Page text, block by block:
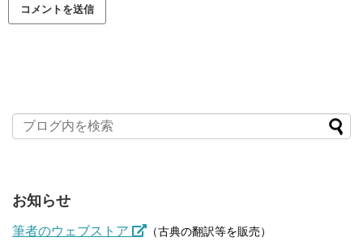
お知らせ
筆者のウェブストア （古典の翻訳等を販売）